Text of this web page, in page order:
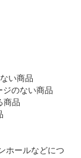
い商品
ジのない商品
商品
ホールなどにつ